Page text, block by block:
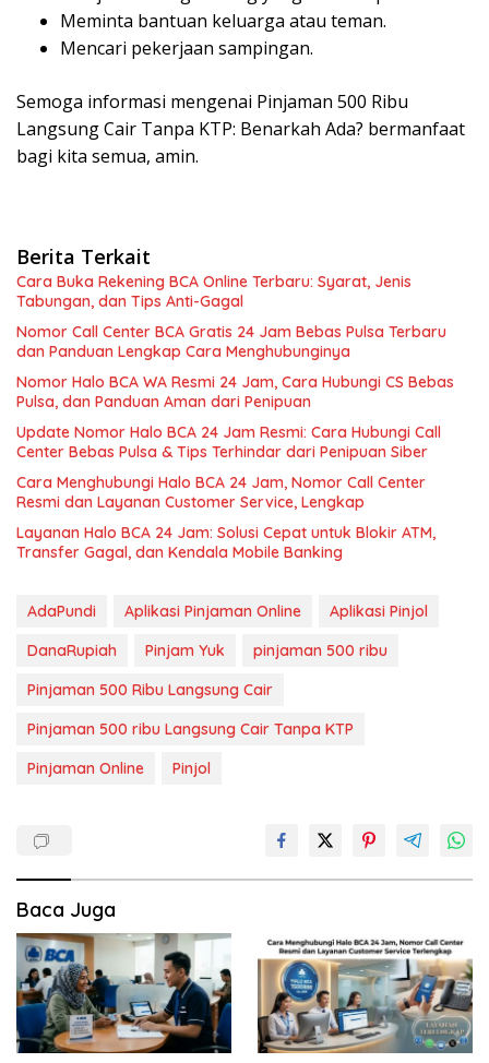
Meminta bantuan keluarga atau teman.
Mencari pekerjaan sampingan.
Semoga informasi mengenai Pinjaman 500 Ribu
Langsung Cair Tanpa KTP: Benarkah Ada? bermanfaat
bagi kita semua, amin.
Berita Terkait
Cara Buka Rekening BCA Online Terbaru: Syarat, Jenis
Tabungan, dan Tips Anti-Gagal
Nomor Call Center BCA Gratis 24 Jam Bebas Pulsa Terbaru
dan Panduan Lengkap Cara Menghubunginya
Nomor Halo BCA WA Resmi 24 Jam, Cara Hubungi CS Bebas
Pulsa, dan Panduan Aman dari Penipuan
Update Nomor Halo BCA 24 Jam Resmi: Cara Hubungi Call
Center Bebas Pulsa & Tips Terhindar dari Penipuan Siber
Cara Menghubungi Halo BCA 24 Jam, Nomor Call Center
Resmi dan Layanan Customer Service, Lengkap
Layanan Halo BCA 24 Jam: Solusi Cepat untuk Blokir ATM,
Transfer Gagal, dan Kendala Mobile Banking
AdaPundi Aplikasi Pinjaman Online
Aplikasi Pinjol
DanaRupiah
Pinjam Yuk
pinjaman 500 ribu
Pinjaman 500 Ribu Langsung Cair
Pinjaman 500 ribu Langsung Cair Tanpa KTP
Pinjaman Online
Pinjol
Baca Juga